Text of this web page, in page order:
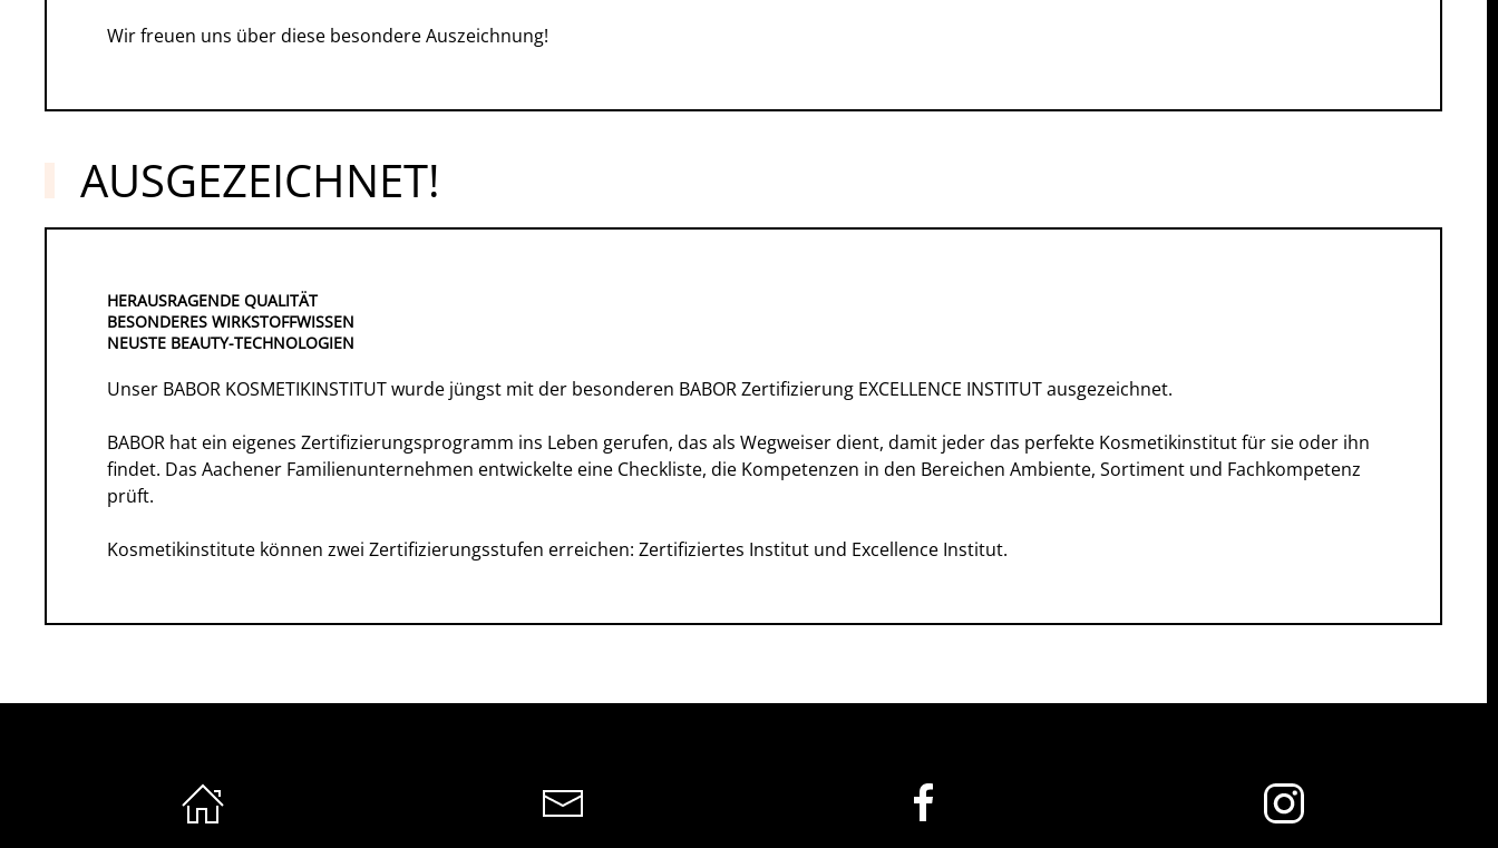
Wir freuen uns über diese besondere Auszeichnung!
AUSGEZEICHNET!
HERAUSRAGENDE QUALITÄT
BESONDERES WIRKSTOFFWISSEN
NEUSTE BEAUTY-TECHNOLOGIEN
Unser BABOR KOSMETIKINSTITUT wurde jüngst mit der besonderen BABOR Zertifizierung EXCELLENCE INSTITUT ausgezeichnet.
BABOR hat ein eigenes Zertifizierungsprogramm ins Leben gerufen, das als Wegweiser dient, damit jeder das perfekte Kosmetikinstitut für sie oder ihn
findet. Das Aachener Familienunternehmen entwickelte eine Checkliste, die Kompetenzen in den Bereichen Ambiente, Sortiment und Fachkompetenz
prüft.
Kosmetikinstitute können zwei Zertifizierungsstufen erreichen: Zertifiziertes Institut und Excellence Institut.